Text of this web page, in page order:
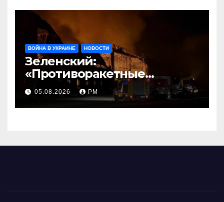
ВОЙНА В УКРАИНЕ НОВОСТИ
Зеленский:
«Противоракетные
средства могли бы спасти
погибших сегодня»
05.08.2026 РМ